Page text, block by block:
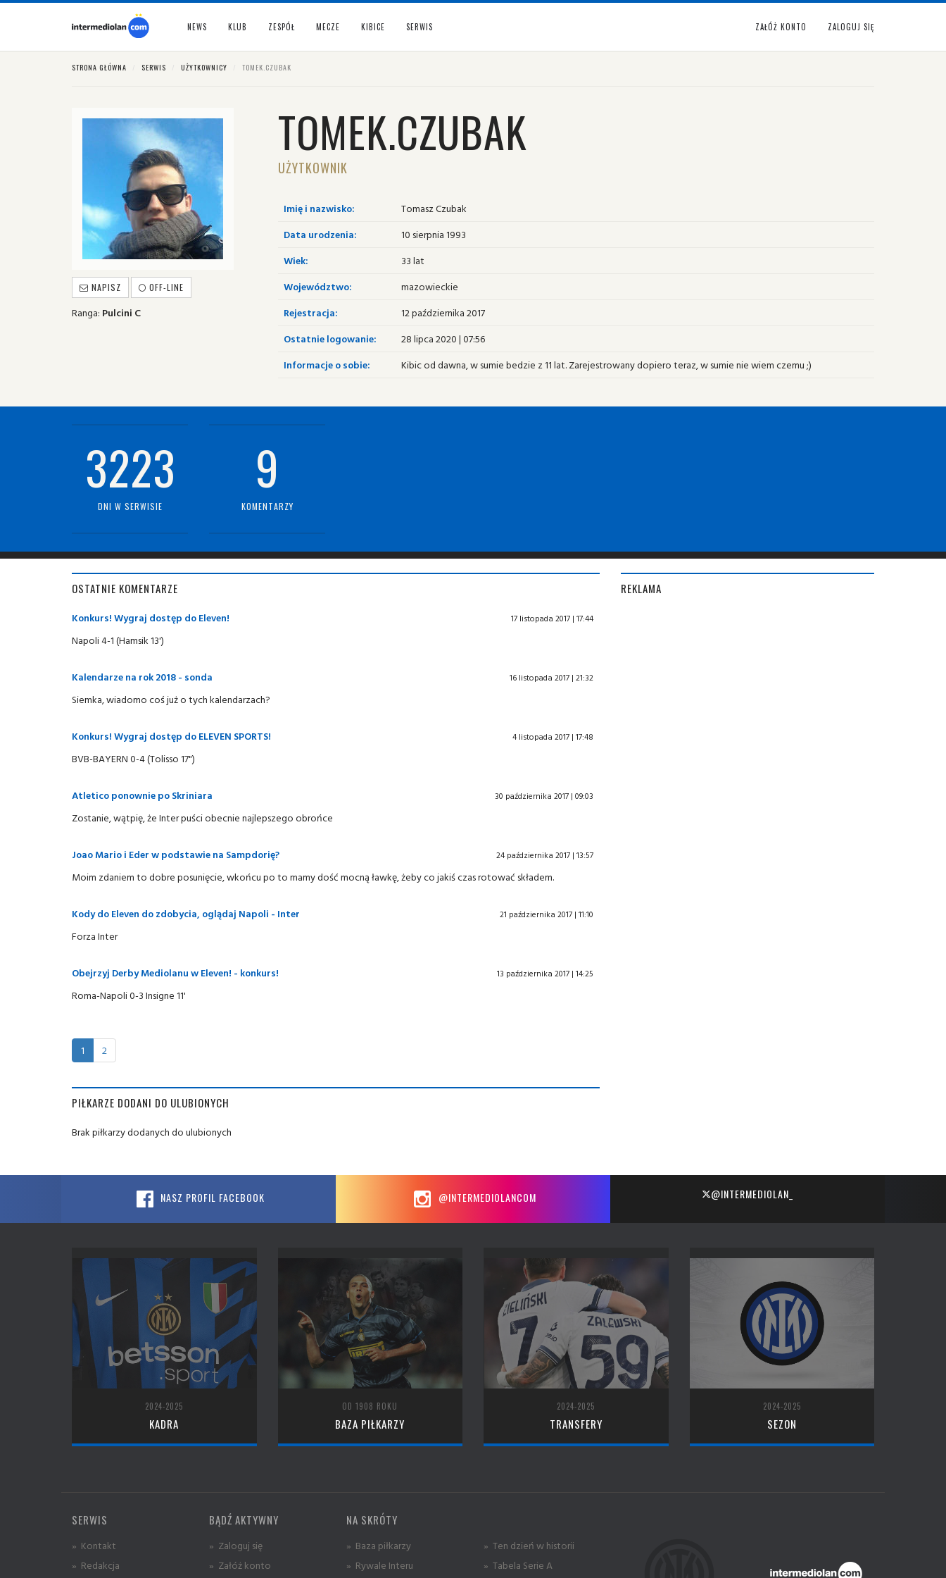
NEWS KLUB ZESPÓŁ MECZE KIBICE SERWIS ZAŁÓŻ KONTO ZALOGUJ SIĘ
STRONA GŁÓWNA SERWIS UŻYTKOWNICY TOMEK.CZUBAK
NAPISZ OFF-LINE
Ranga: Pulcini C
TOMEK.CZUBAK
UŻYTKOWNIK
Imię i nazwisko:
Tomasz Czubak
Data urodzenia:
10 sierpnia 1993
Wiek:
33 lat
Województwo:
mazowieckie
Rejestracja:
12 października 2017
Ostatnie logowanie:
28 lipca 2020 | 07:56
Informacje o sobie:
Kibic od dawna, w sumie bedzie z 11 lat. Zarejestrowany dopiero teraz, w sumie nie wiem czemu ;)
3223
DNI W SERWISIE
9
KOMENTARZY
OSTATNIE KOMENTARZE
Konkurs! Wygraj dostęp do Eleven! 17 listopada 2017 | 17:44
Napoli 4-1 (Hamsik 13')
Kalendarze na rok 2018 - sonda 16 listopada 2017 | 21:32
Siemka, wiadomo coś już o tych kalendarzach?
Konkurs! Wygraj dostęp do ELEVEN SPORTS! 4 listopada 2017 | 17:48
BVB-BAYERN 0-4 (Tolisso 17")
Atletico ponownie po Skriniara 30 października 2017 | 09:03
Zostanie, wątpię, że Inter puści obecnie najlepszego obrońce
Joao Mario i Eder w podstawie na Sampdorię? 24 października 2017 | 13:57
Moim zdaniem to dobre posunięcie, wkońcu po to mamy dość mocną ławkę, żeby co jakiś czas rotować składem.
Kody do Eleven do zdobycia, oglądaj Napoli - Inter 21 października 2017 | 11:10
Forza Inter
Obejrzyj Derby Mediolanu w Eleven! - konkurs! 13 października 2017 | 14:25
Roma-Napoli 0-3 Insigne 11'
1 2
PIŁKARZE DODANI DO ULUBIONYCH
Brak piłkarzy dodanych do ulubionych
REKLAMA
NASZ PROFIL FACEBOOK @INTERMEDIOLANCOM @INTERMEDIOLAN_
2024-2025
KADRA
OD 1908 ROKU
BAZA PIŁKARZY
2024-2025
TRANSFERY
2024-2025
SEZON
SERWIS
» Kontakt
» Redakcja
BĄDŹ AKTYWNY
» Zaloguj się
» Załóż konto
NA SKRÓTY
» Baza piłkarzy
» Rywale Interu
» Ten dzień w historii
» Tabela Serie A